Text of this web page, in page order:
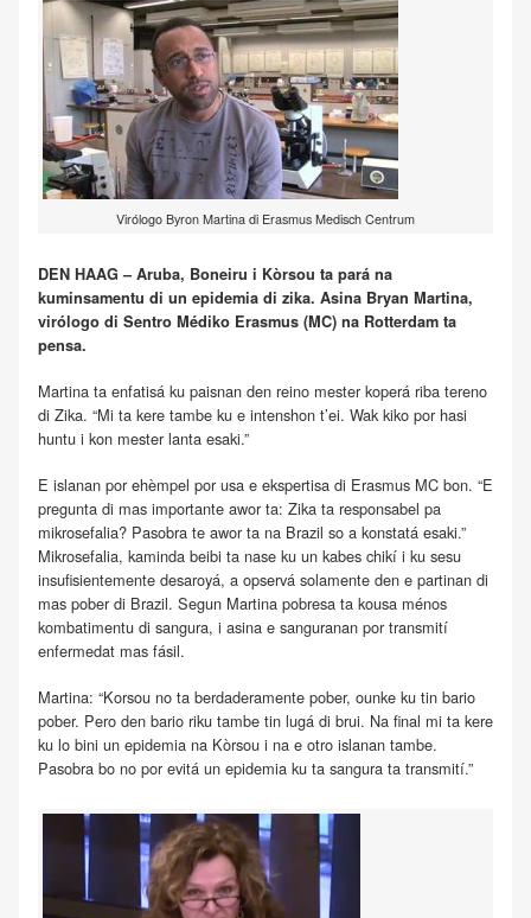
Virólogo Byron Martina di Erasmus Medisch Centrum
DEN HAAG – Aruba, Boneiru i Kòrsou ta pará na
kuminsamentu di un epidemia di zika. Asina Bryan Martina,
virólogo di Sentro Médiko Erasmus (MC) na Rotterdam ta
pensa.
Martina ta enfatisá ku paisnan den reino mester koperá riba tereno
di Zika. “Mi ta kere tambe ku e intenshon t’ei. Wak kiko por hasi
huntu i kon mester lanta esaki.”
E islanan por ehèmpel por usa e ekspertisa di Erasmus MC bon. “E
pregunta di mas importante awor ta: Zika ta responsabel pa
mikrosefalia? Pasobra te awor ta na Brazil so a konstatá esaki.”
Mikrosefalia, kaminda beibi ta nase ku un kabes chikí i ku sesu
insufisientemente desaroyá, a opservá solamente den e partinan di
mas pober di Brazil. Segun Martina pobresa ta kousa ménos
kombatimentu di sangura, i asina e sanguranan por transmití
enfermedat mas fásil.
Martina: “Korsou no ta berdaderamente pober, ounke ku tin bario
pober. Pero den bario riku tambe tin lugá di brui. Na final mi ta kere
ku lo bini un epidemia na Kòrsou i na e otro islanan tambe.
Pasobra bo no por evitá un epidemia ku ta sangura ta transmití.”